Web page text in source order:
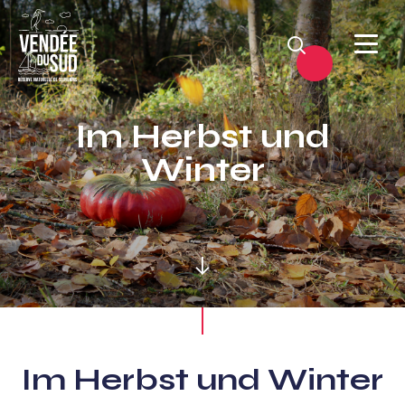
Sud
Vendée
Littoral
TourismusSüd
Vendée
Küste
Suchen
Im Herbst und
Winter
Im Herbst und Winter